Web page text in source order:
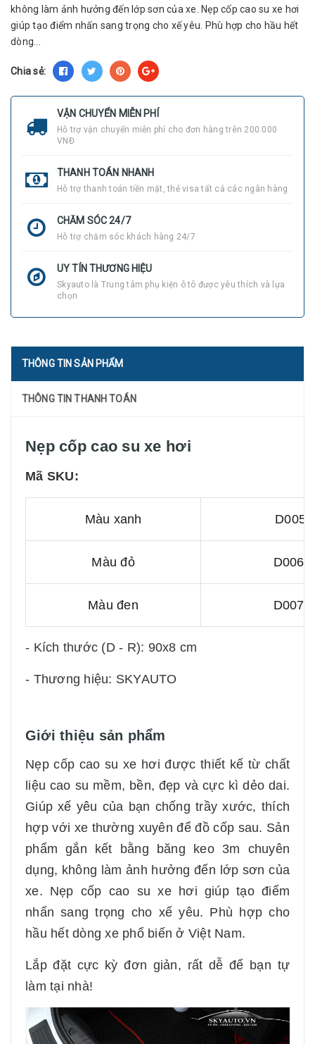
không làm ảnh hưởng đến lớp sơn của xe. Nẹp cốp cao su xe hơi
giúp tạo điểm nhấn sang trọng cho xế yêu. Phù hợp cho hầu hết
dòng...
Chia sẻ:
VẬN CHUYỂN MIỄN PHÍ
Hỗ trợ vận chuyển miễn phí cho đơn hàng trên 200.000
VNĐ
THANH TOÁN NHANH
Hỗ trợ thanh toán tiền mặt, thẻ visa tất cả các ngân hàng
CHĂM SÓC 24/7
Hỗ trợ chăm sóc khách hàng 24/7
UY TÍN THƯƠNG HIỆU
Skyauto là Trung tâm phụ kiện ô tô được yêu thích và lựa
chọn
THÔNG TIN SẢN PHẨM
THÔNG TIN THANH TOÁN
Nẹp cốp cao su xe hơi
Mã SKU:
Màu xanh D005
Màu đỏ D006
Màu đen D007
- Kích thước (D - R): 90x8 cm
- Thương hiệu: SKYAUTO
Giới thiệu sản phẩm
Nẹp cốp cao su xe hơi được thiết kế từ chất
liệu cao su mềm, bền, đẹp và cực kì dẻo dai.
Giúp xế yêu của bạn chống trầy xước, thích
hợp với xe thường xuyên để đồ cốp sau. Sản
phẩm gắn kết bằng băng keo 3m chuyên
dụng, không làm ảnh hưởng đến lớp sơn của
xe. Nẹp cốp cao su xe hơi giúp tạo điểm
nhấn sang trọng cho xế yêu. Phù hợp cho
hầu hết dòng xe phổ biến ở Việt Nam.
Lắp đặt cực kỳ đơn giản, rất dễ để bạn tự
làm tại nhà!